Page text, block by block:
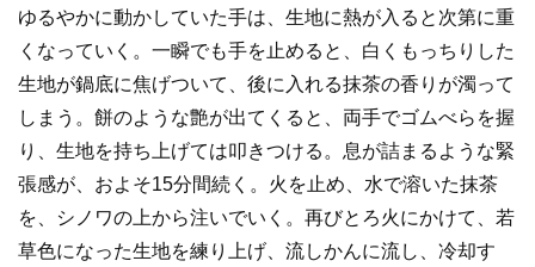
ゆるやかに動かしていた手は、生地に熱が入ると次第に重
くなっていく。一瞬でも手を止めると、白くもっちりした
生地が鍋底に焦げついて、後に入れる抹茶の香りが濁って
しまう。餅のような艶が出てくると、両手でゴムべらを握
り、生地を持ち上げては叩きつける。息が詰まるような緊
張感が、およそ15分間続く。火を止め、水で溶いた抹茶
を、シノワの上から注いでいく。再びとろ火にかけて、若
草色になった生地を練り上げ、流しかんに流し、冷却す